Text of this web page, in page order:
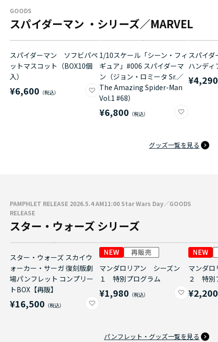
GOODS
スパイダーマン ・シリーズ／MARVEL
スパイダーマン ソフビパペ
ットマスコット（BOX10個
入）
¥6,600
1/10スケール「シーン・フィ
ギュア」#006 スパイダーマ
ン（ジョン・ロミータ Sr.／
The Amazing Spider-Man
Vol.1 #68）
¥6,800
スパイ
ハンディ
¥4,290
グッズ一覧を見る
PAMPHLET RELEASE 2026.5.4 AM11:00 Star Wars Day／GOODS
RELEASE
スター・ウォーズ シリーズ
スター・ウォーズ スカイウ
ォーカー・サーガ 復刻版劇
場パンフレット コンプリー
トBOX【再販】
¥16,500
マンダロリアン シーズン
１ 特別プログラム
¥1,980
マンダ
２ 特別
¥2,200
パンフレット・グッズ一覧を見る